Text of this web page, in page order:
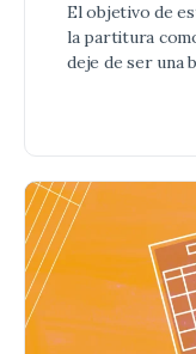
El objetivo de
la partitura
deje de ser una